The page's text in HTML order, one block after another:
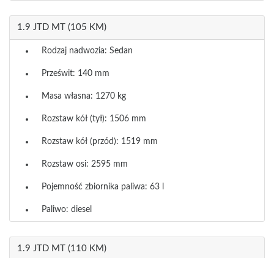
1.9 JTD MT (105 KM)
Rodzaj nadwozia: Sedan
Prześwit: 140 mm
Masa własna: 1270 kg
Rozstaw kół (tył): 1506 mm
Rozstaw kół (przód): 1519 mm
Rozstaw osi: 2595 mm
Pojemność zbiornika paliwa: 63 l
Paliwo: diesel
1.9 JTD MT (110 KM)